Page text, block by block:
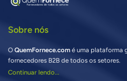
Sobre nós
O QuemFornece.com é uma plataforma
fornecedores B2B de todos os setores.
Continuar lendo...